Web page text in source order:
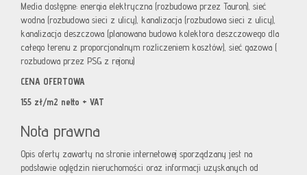
Media dostępne: energia elektryczna (rozbudowa przez Tauron), sieć
wodna (rozbudowa sieci z ulicy), kanalizacja (rozbudowa sieci z ulicy),
kanalizacja deszczowa (planowana budowa kolektora deszczowego dla
całego terenu z proporcjonalnym rozliczeniem kosztów), sieć gazowa (
rozbudowa przez PSG z rejonu)
CENA OFERTOWA
155 zł/m2 netto + VAT
Nota prawna
Opis oferty zawarty na stronie internetowej sporządzany jest na
podstawie oględzin nieruchomości oraz informacji uzyskanych od